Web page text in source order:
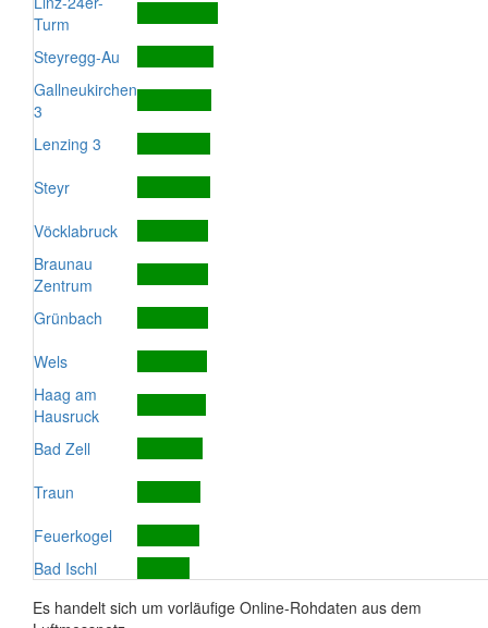
Turm
Steyregg-Au
Gallneukirchen
3
Lenzing 3
Steyr
Vöcklabruck
Braunau
Zentrum
Grünbach
Wels
Haag am
Hausruck
Bad Zell
Traun
Feuerkogel
Bad Ischl
Es handelt sich um vorläufige Online-Rohdaten aus dem